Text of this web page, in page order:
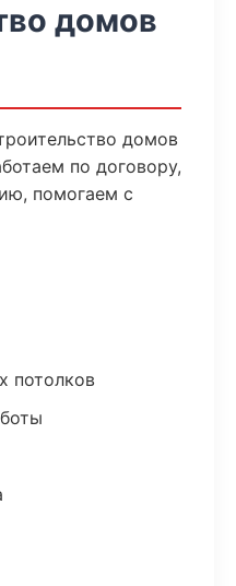
домов
домов
по договору,
помогаем с
потолков